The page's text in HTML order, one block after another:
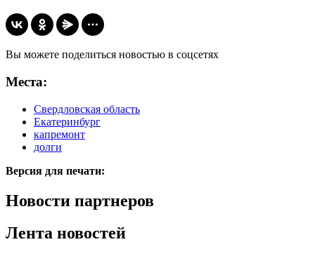
Вы можете поделиться новостью в соцсетях
Места:
Свердловская область
Екатеринбург
капремонт
долги
Версия для печати:
Новости партнеров
Лента новостей